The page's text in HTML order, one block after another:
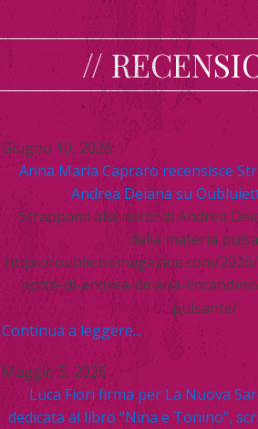
//
Giugno 10, 2026
Anna Maria Capraro recensisce
Andrea Deiana su
Strappami alla notte di Andrea
della materia
https://oubliettemagazine.com/
notte-di-andrea-deiana-
pulsante/
Continua a leggere...
Maggio 5, 2026
Luca Fiori firma per La Nuova
dedicata al libro “Nina e Tonino”,